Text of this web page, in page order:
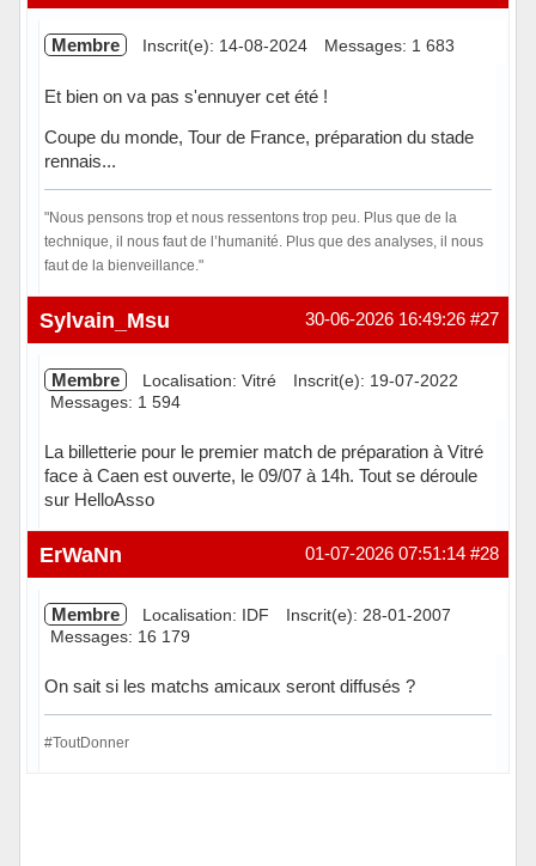
Membre Inscrit(e): 14-08-2024 Messages: 1 683
Et bien on va pas s'ennuyer cet été !
Coupe du monde, Tour de France, préparation du stade
rennais...
"Nous pensons trop et nous ressentons trop peu. Plus que de la
technique, il nous faut de l’humanité. Plus que des analyses, il nous
faut de la bienveillance."
Hors ligne #27
30-06-2026 16:49:26
Sylvain_Msu
Membre Localisation: Vitré
Inscrit(e): 19-07-2022
Messages: 1 594
La billetterie pour le premier match de préparation à Vitré
face à Caen est ouverte, le 09/07 à 14h. Tout se déroule
sur HelloAsso
Hors ligne #28
01-07-2026 07:51:14
ErWaNn
Membre Localisation: IDF
Inscrit(e): 28-01-2007
Messages: 16 179
On sait si les matchs amicaux seront diffusés ?
#ToutDonner